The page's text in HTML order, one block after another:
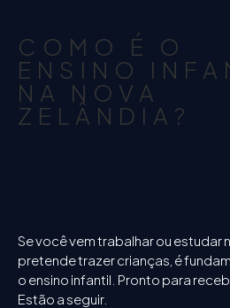
COMO É O
ENSINO
NA NOVA
ZELÂNDIA?
Se você vem trabalhar ou estudar
pretende trazer crianças, é
o ensino infantil. Pronto para
Estão a seguir.